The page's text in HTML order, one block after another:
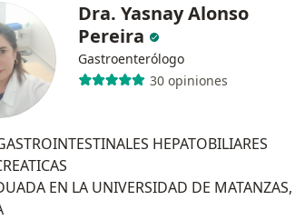
Dra. Yasnay Alonso
Pereira
Gastroenterólogo
30 opiniones
HEPATOBILIARES
EN LA UNIVERSIDAD DE MATANZAS,